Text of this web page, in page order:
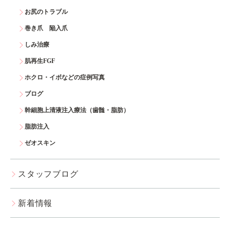
お尻のトラブル
巻き爪 陥入爪
しみ治療
肌再生FGF
ホクロ・イボなどの症例写真
ブログ
幹細胞上清液注入療法（歯髄・脂肪）
脂肪注入
ゼオスキン
スタッフブログ
新着情報